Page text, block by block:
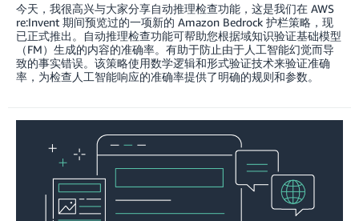
今天，我很高兴与大家分享自动推理检查功能，这是我们在 AWS
re:Invent 期间预览过的一项新的 Amazon Bedrock 护栏策略，现
已正式推出。自动推理检查功能可帮助您根据域知识验证基础模型
（FM）生成的内容的准确率。有助于防止由于人工智能幻觉而导
致的事实错误。该策略使用数学逻辑和形式验证技术来验证准确
率，为检查人工智能响应的准确率提供了明确的规则和参数。